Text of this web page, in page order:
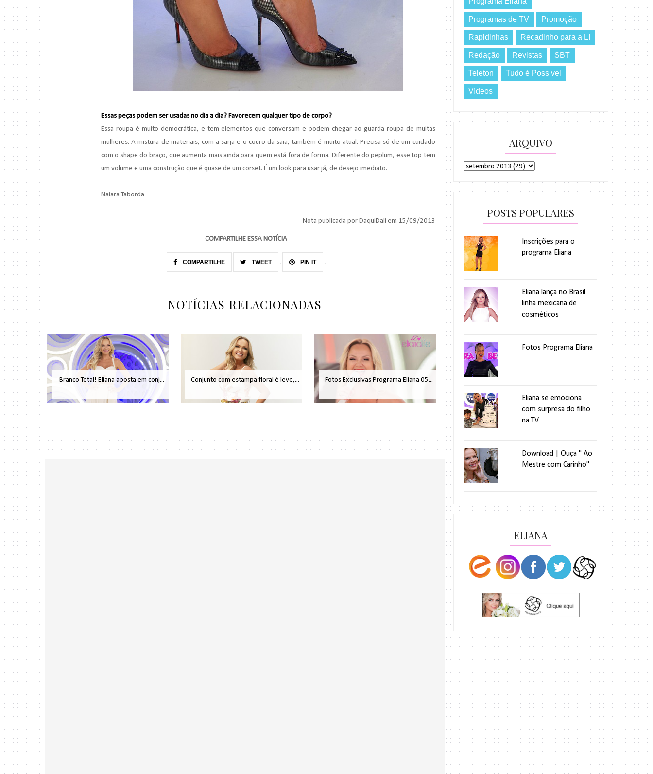
Essas peças podem ser usadas no dia a dia? Favorecem qualquer tipo de corpo?
Essa roupa é muito democrática, e tem elementos que conversam e podem chegar ao guarda roupa de muitas
mulheres. A mistura de materiais, com a sarja e o couro da saia, também é muito atual. Precisa só de um cuidado
com o shape do braço, que aumenta mais ainda para quem está fora de forma. Diferente do peplum, esse top tem
um volume e uma construção que é quase de um corset. É um look para usar já, de desejo imediato.
Naiara Taborda
Nota publicada por DaquiDali em 15/09/2013
COMPARTILHE ESSA NOTÍCIA
COMPARTILHE TWEET PIN IT
NOTÍCIAS RELACIONADAS
Branco Total! Eliana aposta em conj... Conjunto com estampa floral é leve,... Fotos Exclusivas Programa Eliana 05... Feliz Ano Novo -
Programas de TV Promoção
Rapidinhas Recadinho para a Lí
Redação Revistas SBT
Teleton Tudo é Possível
Vídeos
ARQUIVO
POSTS POPULARES
Inscrições para o
programa Eliana
Eliana lança no Brasil
linha mexicana de
cosméticos
Fotos Programa Eliana
Eliana se emociona
com surpresa do filho
na TV
Download | Ouça " Ao
Mestre com Carinho"
ELIANA